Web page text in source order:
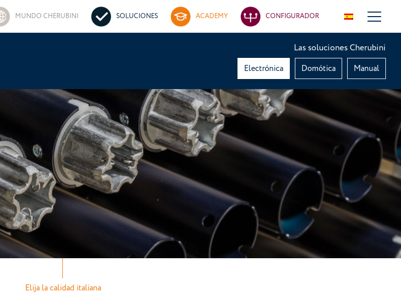
MUNDO CHERUBINI SOLUCIONES ACADEMY CONFIGURADOR
Las soluciones Cherubini
Electrónica Domótica Manual
Elija la calidad italiana